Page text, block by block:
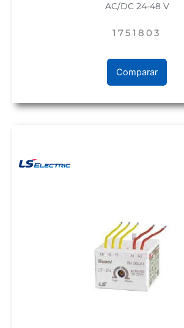
AC/DC 24-48 V
1751803
Comparar